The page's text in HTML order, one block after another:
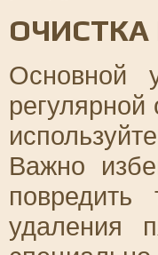
Основной
регулярной
Важно
удаления